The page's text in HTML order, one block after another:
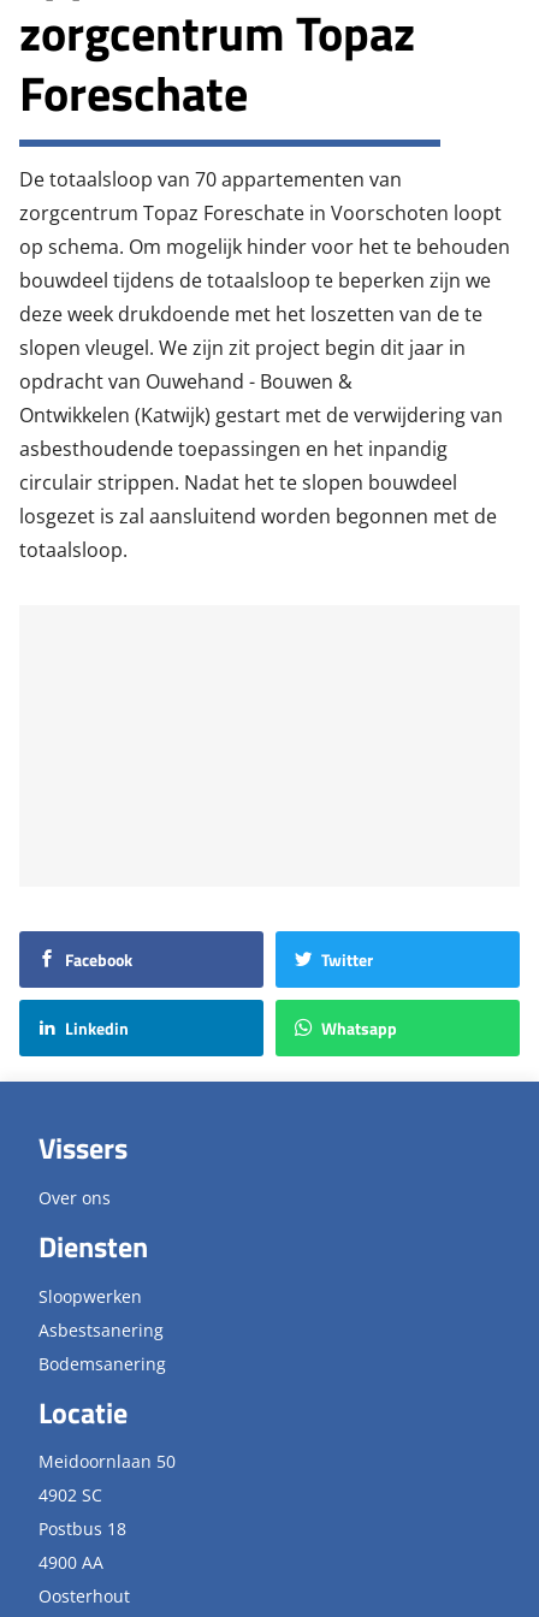
zorgcentrum Topaz
Foreschate
De totaalsloop van 70 appartementen van
zorgcentrum Topaz Foreschate in Voorschoten loopt
op schema. Om mogelijk hinder voor het te behouden
bouwdeel tijdens de totaalsloop te beperken zijn we
deze week drukdoende met het loszetten van de te
slopen vleugel. We zijn zit project begin dit jaar in
opdracht van Ouwehand - Bouwen &
Ontwikkelen (Katwijk) gestart met de verwijdering van
asbesthoudende toepassingen en het inpandig
circulair strippen. Nadat het te slopen bouwdeel
losgezet is zal aansluitend worden begonnen met de
totaalsloop.
Facebook Twitter
Linkedin Whatsapp
Vissers
Over ons
Diensten
Sloopwerken
Asbestsanering
Bodemsanering
Locatie
Meidoornlaan 50
4902 SC
Postbus 18
4900 AA
Oosterhout